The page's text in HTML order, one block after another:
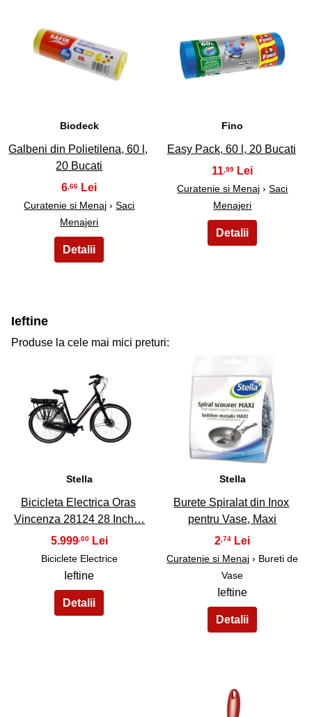
29
Biodeck
Galbeni din Polietilena, 60 l,
20 Bucati
6 ,66
Curatenie si Menaj ›Saci
Menajeri
30
Fino
Easy Pack, 60 l, 20 Bucati
11 ,99
Curatenie si Menaj ›Saci
Menajeri
Ieftine
Produse la cele mai mici preturi:
31
Stella
Bicicleta Electrica Oras
Vincenza 28124 28 Inch…
5.999,00
Biciclete Electrice
Ieftine
32
Stella
Burete Spiralat din Inox
pentru Vase, Maxi
2,74
Curatenie si Menaj › Bureti de
Vase
Ieftine